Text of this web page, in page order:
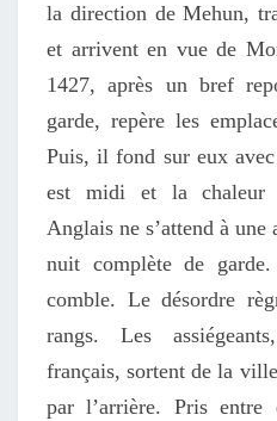
la direction de Mehun,
et arrivent en vue de
1427, après un bref
garde, repère les
Puis, il fond sur eux
est midi et la chaleur
Anglais ne s’attend à une
nuit complètede garde.
comble. Le désordre
rangs. Les
français, sortent de la
par l’arrière. Pris